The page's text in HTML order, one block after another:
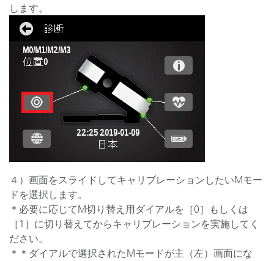
します。
４）画面をスライドしてキャリブレーションしたいMモー
ドを選択します。
＊必要に応じてM切り替え用ダイアルを［0］もしくは
［1］に切り替えてからキャリブレーションを実施してく
ださい。
＊＊ダイアルで選択されたMモードが主（左）画面にな